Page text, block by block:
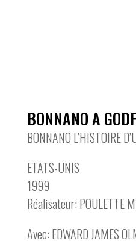
BONNANO A
BONNANO L’HISTOIRE
ETATS-UNIS
1999
Réalisateur: POULETTE
Avec: EDWARD JAMES